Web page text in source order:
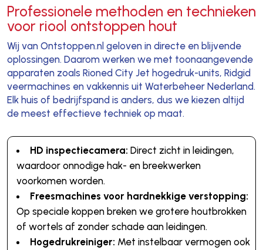
Professionele methoden en technieken
voor riool ontstoppen hout
Wij van Ontstoppen.nl geloven in directe en blijvende
oplossingen. Daarom werken we met toonaangevende
apparaten zoals Rioned City Jet hogedruk-units, Ridgid
veermachines en vakkennis uit Waterbeheer Nederland.
Elk huis of bedrijfspand is anders, dus we kiezen altijd
de meest effectieve techniek op maat.
HD inspectiecamera: Direct zicht in leidingen,
waardoor onnodige hak- en breekwerken
voorkomen worden.
Freesmachines voor hardnekkige verstopping:
Op speciale koppen breken we grotere houtbrokken
of wortels af zonder schade aan leidingen.
Hogedrukreiniger: Met instelbaar vermogen ook